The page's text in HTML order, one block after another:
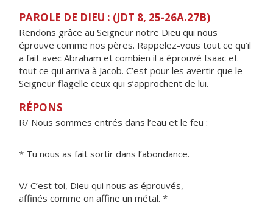
PAROLE DE DIEU : (JDT 8, 25-26A.27B)
Rendons grâce au Seigneur notre Dieu qui nous
éprouve comme nos pères. Rappelez-vous tout ce qu’il
a fait avec Abraham et combien il a éprouvé Isaac et
tout ce qui arriva à Jacob. C’est pour les avertir que le
Seigneur flagelle ceux qui s’approchent de lui.
RÉPONS
R/ Nous sommes entrés dans l’eau et le feu :
* Tu nous as fait sortir dans l’abondance.
V/ C’est toi, Dieu qui nous as éprouvés,
affinés comme on affine un métal. *